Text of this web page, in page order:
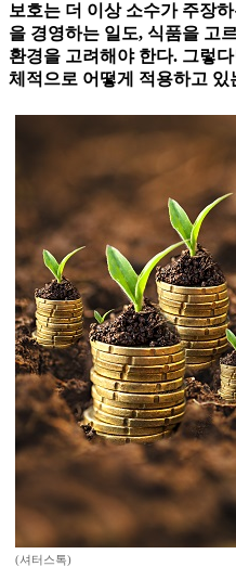
보호는 더 이상 소수가 주장
을 경영하는 일도, 식품을 고
환경을 고려해야 한다. 그렇
체적으로 어떻게 적용하고 있
(셔터스톡)